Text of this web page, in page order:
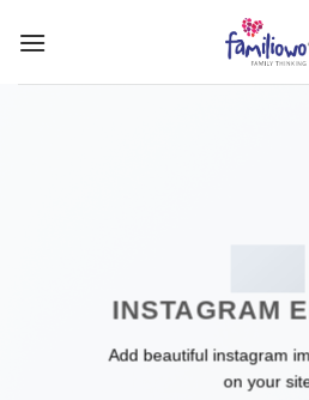
INSTAGRAM
Add beautiful instagram
on your